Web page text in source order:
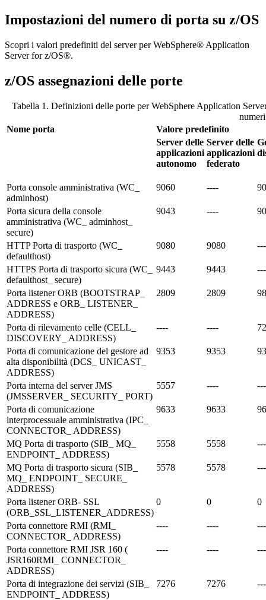
Impostazioni del numero di porta su z/OS
Scopri i valori predefiniti del server per WebSphere® Application
Server for z/OS®.
z/OS assegnazioni delle porte
Tabella 1. Definizioni delle porte per WebSphere Application
Nome porta
Valore predefinito
Server delle
applicazioni
autonomo
Server delle
applicazioni
federato
Porta console amministrativa (WC_
adminhost)
9060 ----
Porta sicura della console
amministrativa (WC_ adminhost_
secure)
9043 ----
HTTP Porta di trasporto (WC_
defaulthost)
9080 9080
HTTPS Porta di trasporto sicura (WC_
defaulthost_ secure)
9443 9443
Porta listener ORB (BOOTSTRAP_
ADDRESS e ORB_ LISTENER_
ADDRESS)
2809 2809
Porta di rilevamento celle (CELL_
DISCOVERY_ ADDRESS)
---- ----
Porta di comunicazione del gestore ad
alta disponibilità (DCS_ UNICAST_
ADDRESS)
9353 9353
Porta interna del server JMS
(JMSSERVER_ SECURITY_ PORT)
5557 ----
Porta di comunicazione
interprocessuale amministrativa (IPC_
CONNECTOR_ ADDRESS)
9633 9633
MQ Porta di trasporto (SIB_ MQ_
ENDPOINT_ ADDRESS)
5558 5558
MQ Porta di trasporto sicura (SIB_
MQ_ ENDPOINT_ SECURE_
ADDRESS)
5578 5578
Porta listener ORB- SSL
(ORB_SSL_LISTENER_ADDRESS)
0 0 0
Porta connettore RMI (RMI_
CONNECTOR_ ADDRESS)
---- ----
Porta connettore RMI JSR 160 (
JSR160RMI_ CONNECTOR_
ADDRESS)
---- ----
Porta di integrazione dei servizi (SIB_
ENDPOINT_ ADDRESS)
7276 7276